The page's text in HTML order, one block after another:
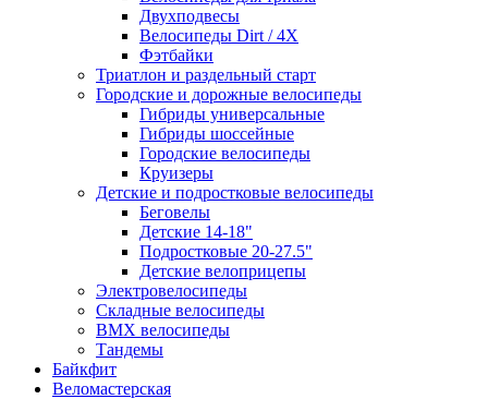
Двухподвесы
Велосипеды Dirt / 4X
Фэтбайки
Триатлон и раздельный старт
Городские и дорожные велосипеды
Гибриды универсальные
Гибриды шоссейные
Городские велосипеды
Круизеры
Детские и подростковые велосипеды
Беговелы
Детские 14-18"
Подростковые 20-27.5"
Детские велоприцепы
Электровелосипеды
Складные велосипеды
BMX велосипеды
Тандемы
Байкфит
Веломастерская